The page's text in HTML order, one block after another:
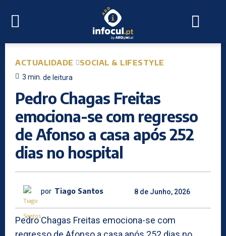
ACTUALIDADE SOCIAL & LIFESTYLE
3 min. de leitura
Pedro Chagas Freitas
emociona-se com regresso
de Afonso a casa após 252
dias no hospital
por Tiago Santos 8 de Junho, 2026
Pedro Chagas Freitas emociona-se com